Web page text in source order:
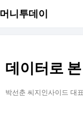
머니투데이
데이터로
박선춘 씨지인사이드 대표